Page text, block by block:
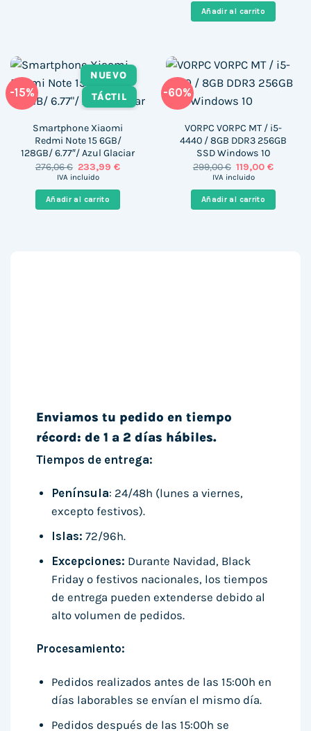
era:
1.000,00 €.
Añadir al carrito
-15%
NUEVO
TÁCTIL
Smartphone Xiaomi
Redmi Note 15 6GB/
128GB/ 6.77″/ Azul Glaciar
276,06€ El
precio
era:
276,06 €.
233,99€El
es:
233,99 €.
IVA incluido
Añadir al carrito
-60%
VORPC VORPC MT / i5-
4440 / 8GB DDR3 256GB
SSD Windows 10
299,00€ El
precio
era:
299,00 €.
119,00€El
es:
119,00 €.
IVA incluido
Añadir al carrito
Enviamos tu pedido en tiempo
récord: de 1 a 2 días hábiles.
Tiempos de entrega:
Península: 24/48h (lunes a viernes,
excepto festivos).
Islas: 72/96h.
Excepciones: Durante Navidad, Black
Friday o festivos nacionales, los tiempos
de entrega pueden extenderse debido al
alto volumen de pedidos.
Procesamiento:
Pedidos realizados antes de las 15:00h en
días laborables se envían el mismo día.
Pedidos después de las 15:00h se